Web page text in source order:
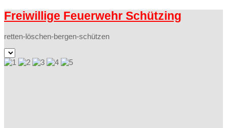
Freiwillige Feuerwehr Schützing
retten-löschen-bergen-schützen